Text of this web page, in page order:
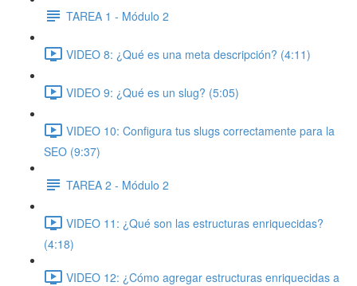
TAREA 1 - Módulo 2
VIDEO 8: ¿Qué es una meta descripción? (4:11)
VIDEO 9: ¿Qué es un slug? (5:05)
VIDEO 10: Configura tus slugs correctamente para la
SEO (9:37)
TAREA 2 - Módulo 2
VIDEO 11: ¿Qué son las estructuras enriquecidas?
(4:18)
VIDEO 12: ¿Cómo agregar estructuras enriquecidas a